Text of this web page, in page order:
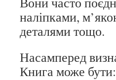
наліпками,
деталями тощо.
Насамперед
Книга може бути: